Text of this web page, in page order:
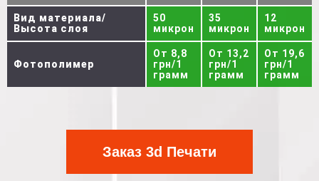
Вид материала/
Высота слоя
50
микрон
35
микрон
12
микрон
Фотополимер
От 8,8
грн/1
грамм
От 13,2
грн/1
грамм
От 19,6
грн/1
грамм
Заказ 3d Печати